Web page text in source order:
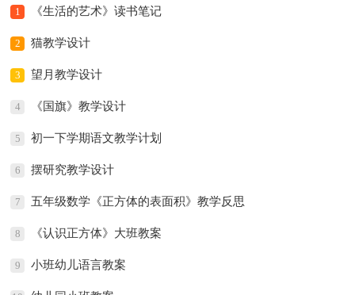
1 《生活的艺术》读书笔记
2 猫教学设计
3 望月教学设计
4 《国旗》教学设计
5 初一下学期语文教学计划
6 摆研究教学设计
7 五年级数学《正方体的表面积》教学反思
8 《认识正方体》大班教案
9 小班幼儿语言教案